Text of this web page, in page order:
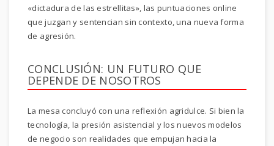
«dictadura de las estrellitas», las puntuaciones online
que juzgan y sentencian sin contexto, una nueva forma
de agresión.
CONCLUSIÓN: UN FUTURO QUE
DEPENDE DE NOSOTROS
La mesa concluyó con una reflexión agridulce. Si bien la
tecnología, la presión asistencial y los nuevos modelos
de negocio son realidades que empujan hacia la